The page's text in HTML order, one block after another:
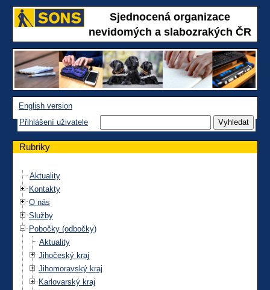
Sjednocená organizace
nevidomých a slabozrakých ČR
English version
Přihlášení uživatele
Rubriky
Aktuality
Kontakty
O nás
Služby
Pobočky (odbočky)
Aktuality
Jihočeský kraj
Jihomoravský kraj
Karlovarský kraj